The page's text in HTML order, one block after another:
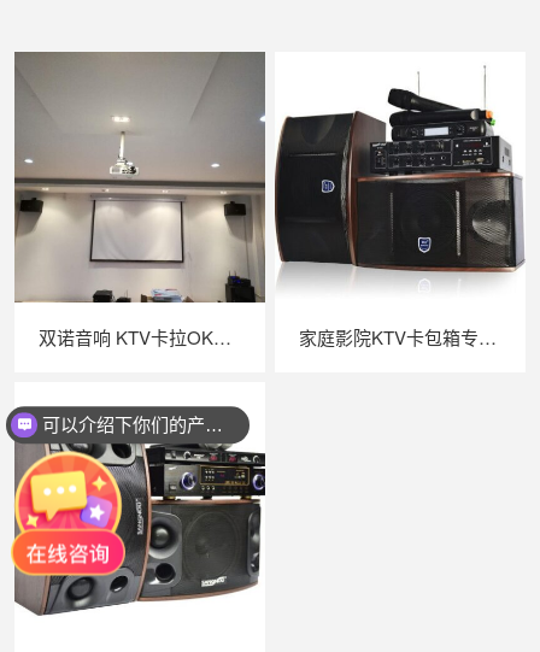
双诺音响 KTV卡拉OK音箱 家用卡包箱 家庭影院KTV卡包箱专业卡包音响 套装电视音响
可以介绍下你们的产品么？